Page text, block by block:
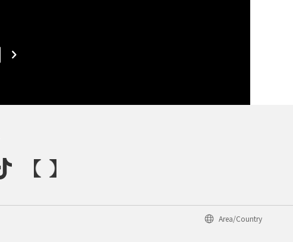
Area/Country